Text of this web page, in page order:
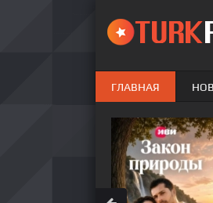
ГЛАВНАЯ